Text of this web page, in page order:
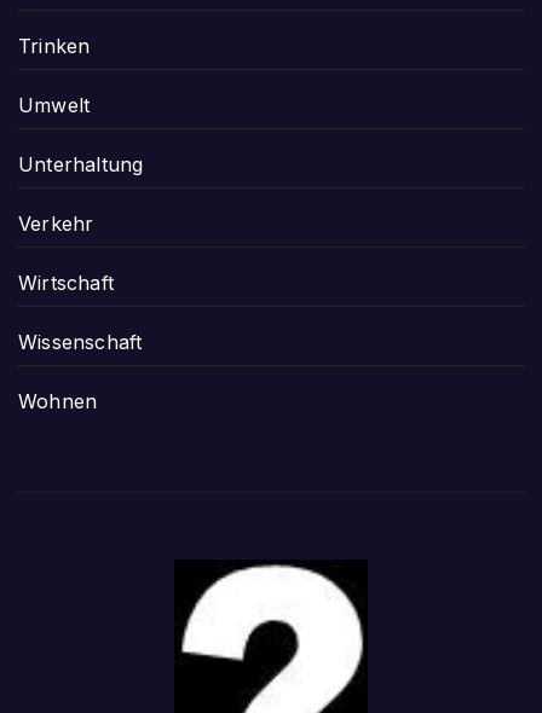
Trinken
Umwelt
Unterhaltung
Verkehr
Wirtschaft
Wissenschaft
Wohnen